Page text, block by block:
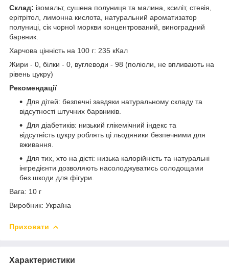
Склад: ізомальт, сушена полуниця та малина, ксиліт, стевія,
ерітрітол, лимонна кислота, натуральний ароматизатор
полуниці, сік чорної моркви концентрований, виноградний
барвник.
Харчова цінність на 100 г: 235 кКал
Жири - 0, білки - 0, вуглеводи - 98 (поліоли, не впливають на
рівень цукру)
Рекомендації
Для дітей: безпечні завдяки натуральному складу та
відсутності штучних барвників.
Для діабетиків: низький глікемічний індекс та
відсутність цукру роблять ці льодяники безпечними для
вживання.
Для тих, хто на дієті: низька калорійність та натуральні
інгредієнти дозволяють насолоджуватись солодощами
без шкоди для фігури.
Вага: 10 г
Виробник: Україна
Приховати
Характеристики